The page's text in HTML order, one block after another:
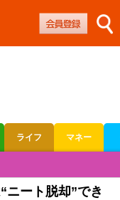
ライフ マネー
ート脱却”でき